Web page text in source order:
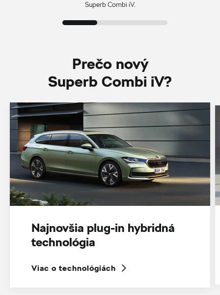
Superb Combi iV.
Prečo nový
Superb Combi iV?
Najnovšia plug-in hybridná
technológia
Viac o technológiách